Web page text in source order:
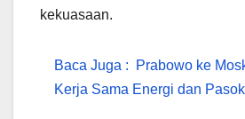
kekuasaan.
Baca Juga :
Prabowo ke
Kerja Sama Energi dan